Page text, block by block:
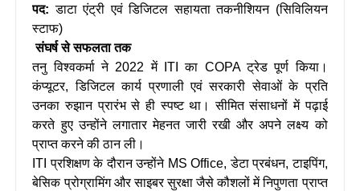
पद: डाटा एंट्री एवं डिजिटल सहायता तकनीशियन (सिविलियन
स्टाफ)
संघर्ष से सफलता तक
तनु विश्वकर्मा ने 2022 में ITI का COPA ट्रेड पूर्ण किया।
कंप्यूटर, डिजिटल कार्य प्रणाली एवं सरकारी सेवाओं के प्रति
उनका रुझान प्रारंभ से ही स्पष्ट था। सीमित संसाधनों में पढ़ाई
करते हुए उन्होंने लगातार मेहनत जारी रखी और अपने लक्ष्य को
प्राप्त करने की ठान ली।
ITI प्रशिक्षण के दौरान उन्होंने MS Office, डेटा प्रबंधन, टाइपिंग,
बेसिक प्रोग्रामिंग और साइबर सुरक्षा जैसे कौशलों में निपुणता प्राप्त